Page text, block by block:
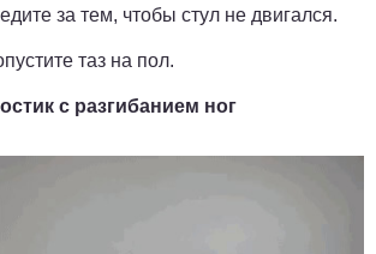
за тем, чтобы стул не двигался.
таз на пол.
с разгибанием ног